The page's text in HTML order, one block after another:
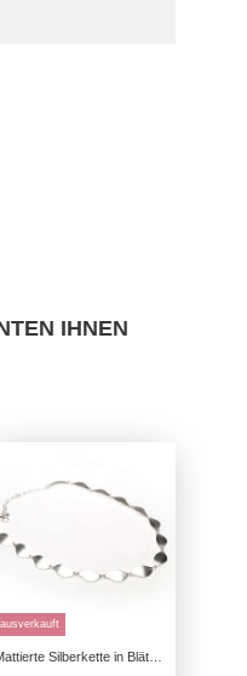
IHNEN
ausverkauft
Silberkette in Blätteroptik